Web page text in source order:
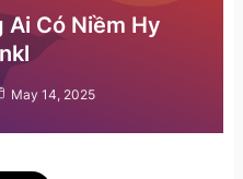
Ai Có Niềm Hy
May 14, 2025